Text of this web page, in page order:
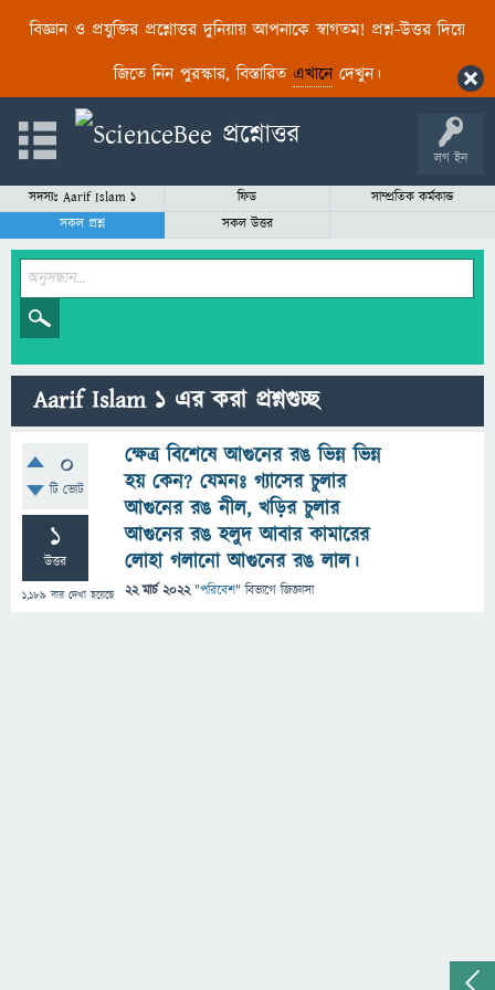
বিজ্ঞান ও প্রযুক্তির প্রশ্নোত্তর দুনিয়ায় আপনাকে স্বাগতম! প্রশ্ন-উত্তর দিয়ে
জিতে নিন পুরস্কার, বিস্তারিত এখানেদেখুন।
লগ ইন
সদস্যঃ Aarif Islam 1 ফিড
সাম্প্রতিক কর্মকান্ড
সকল প্রশ্ন
সকল উত্তর
Aarif Islam 1 এর করা প্রশ্নগুচ্ছ
0
টি ভোট
1
উত্তর
1,189 বার দেখা হয়েছে
ক্ষেত্র বিশেষে আগুনের রঙ ভিন্ন ভিন্ন
হয় কেন? যেমনঃ গ্যাসের চুলার
আগুনের রঙ নীল, খড়ির চুলার
আগুনের রঙ হলুদ আবার কামারের
লোহা গলানো আগুনের রঙ লাল।
22 মার্চ 2022 "পরিবেশ" বিভাগে জিজ্ঞাসা